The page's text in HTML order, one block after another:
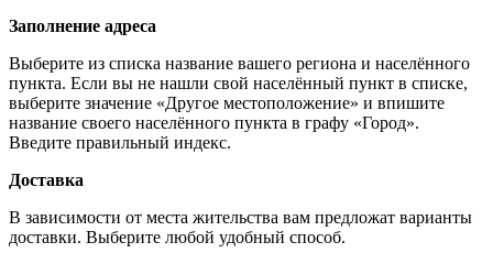
Заполнение адреса
Выберите из списка название вашего региона и населённого
пункта. Если вы не нашли свой населённый пункт в списке,
выберите значение «Другое местоположение» и впишите
название своего населённого пункта в графу «Город».
Введите правильный индекс.
Доставка
В зависимости от места жительства вам предложат варианты
доставки. Выберите любой удобный способ.